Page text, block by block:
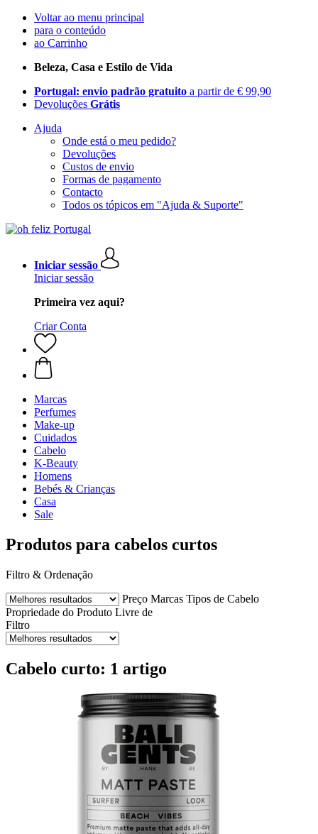
Voltar ao menu principal
para o conteúdo
ao Carrinho
Beleza, Casa e Estilo de Vida
Portugal: envio padrão gratuito a partir de € 99,90
Devoluções Grátis
Ajuda
Onde está o meu pedido?
Devoluções
Custos de envio
Formas de pagamento
Contacto
Todos os tópicos em "Ajuda & Suporte"
Iniciar sessão
Iniciar sessão
Primeira vez aqui?
Criar Conta
Marcas
Perfumes
Make-up
Cuidados
Cabelo
K-Beauty
Homens
Bebés & Crianças
Casa
Sale
Produtos para cabelos curtos
Filtro & Ordenação
Preço Marcas Tipos de Cabelo
Propriedade do Produto Livre de
Filtro
Cabelo curto: 1 artigo